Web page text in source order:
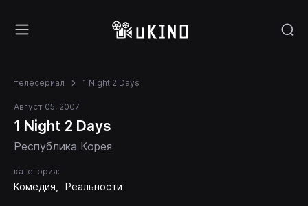
телесериал 1 Night 2 Days
Август 05, 2007
1 Night 2 Days
Республика Корея
категория:
Комедия Реальности